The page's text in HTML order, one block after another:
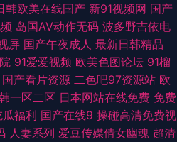
A片导航 男人社区天堂 欧美性爱天天影
拍拍 成人av剧场 国产最新区久久 欧美老
站视频播放 国产精品第36页 玖玖福利社
日干视频 欧洲色二 午夜影院污av 51人
韩欧美在线国产 新91视频网 国产
岛国AV动作无码 波多野吉依电
屏 国产午夜成人 最新日韩精品
91爱爱视频 欧美色图论坛 91榴
国产看片资源 二色吧97资源站 欧
一区二区 日本网站在线免费 免费
瓜福利 国产在线9 操碰高清免费视
人妻系列 爱豆传媒倩女幽魂 超清